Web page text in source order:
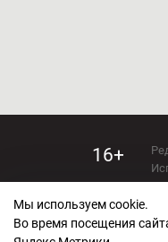
16+
Мы используем cookie.
Во время посещения